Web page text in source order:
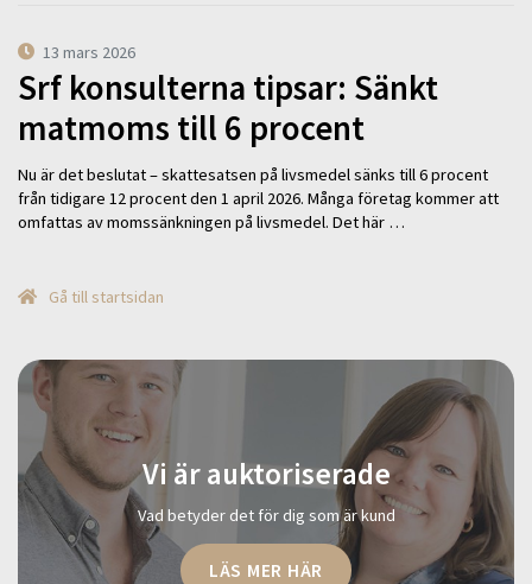
13 mars 2026
Srf konsulterna tipsar: Sänkt
matmoms till 6 procent
Nu är det beslutat – skattesatsen på livsmedel sänks till 6 procent
från tidigare 12 procent den 1 april 2026. Många företag kommer att
omfattas av momssänkningen på livsmedel. Det här …
Gå till startsidan
Vi är auktoriserade
Vad betyder det för dig som är kund
LÄS MER HÄR